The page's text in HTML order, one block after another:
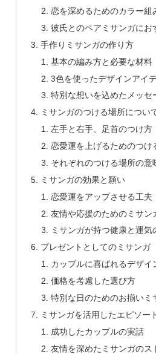
恋を深めるためのカラー組
彼氏とのペアミサンガにお
手作りミサンガの作り方
基本の編み方と必要な材料
3色を使ったデザインアイ
特別な想いを込めたメッセ
ミサンガのつける場所につい
左手と右手、足首のつけ方
恋愛運を上げるためのつけ
それぞれのつける場所の意
ミサンガの効果と願い
恋愛運をアップさせる工夫
友情や応援のためのミサン
ミサンガが持つ健康と運気
プレゼントとしてのミサンガ
カップルに喜ばれるデザイ
価格を考慮した選び方
特別な日のためのお揃いミ
ミサンガを活用したエピソー
成功したカップルの実話
友情を深めたミサンガのス